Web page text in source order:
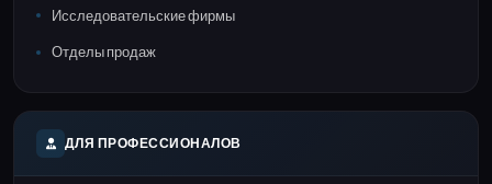
Исследовательские фирмы
Отделы продаж
ДЛЯ ПРОФЕССИОНАЛОВ